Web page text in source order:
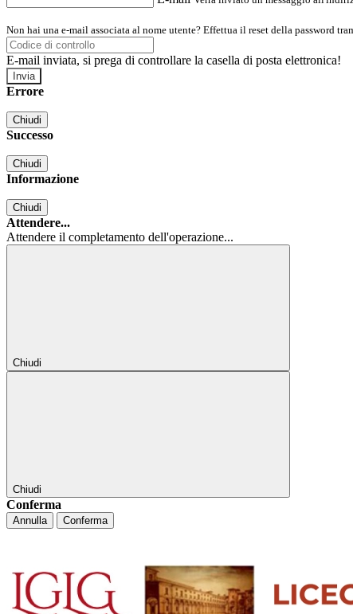
Non hai una e-mail associata al nome utente? Effettua il reset della password
E-mail inviata, si prega di controllare la casella di posta elettronica!
Errore
Chiudi
Successo
Chiudi
Informazione
Chiudi
Attendere...
Attendere il completamento dell'operazione...
Chiudi
Chiudi
Conferma
Annulla Conferma